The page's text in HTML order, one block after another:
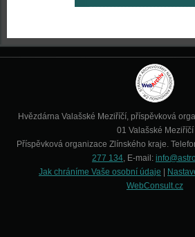
Hvězdárna Valašské Meziříčí, příspěvková
01 Valašské Meziříčí
Příspěvková organizace Zlínského kraje.
277 134, E-mail:
Jak chráníme Vaše osobní údaje
WebConsult.cz